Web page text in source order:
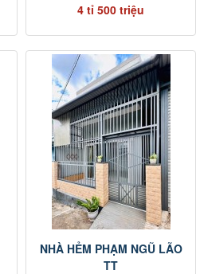
4 tỉ 500 triệu
NHÀ HẺM PHẠM NGŨ LÃO
TT